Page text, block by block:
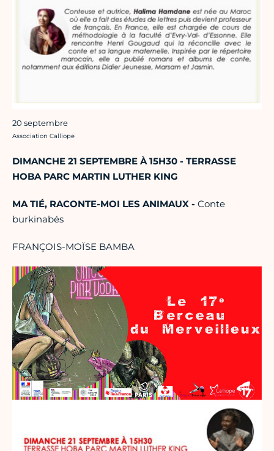
20 septembre
Crédit photo :
Association Calliope
DIMANCHE 21 SEPTEMBRE À 15H30 - TERRASSE
HOBA PARC MARTIN LUTHER KING
MA TIÉ, RACONTE-MOI LES ANIMAUX - Conte
burkinabés
FRANÇOIS-MOÏSE BAMBA